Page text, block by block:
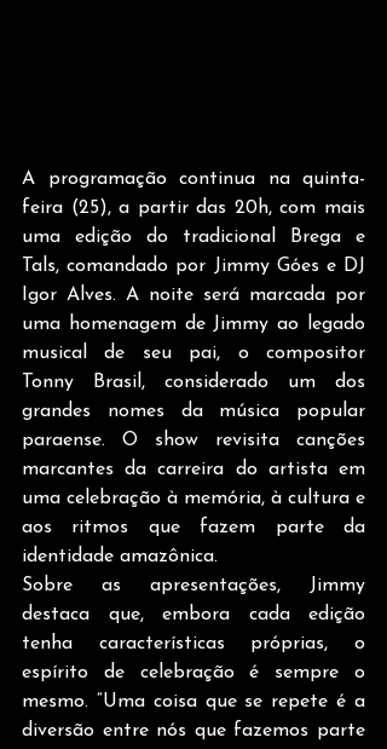
A programação continua na quinta-
feira (25), a partir das 20h, com mais
uma edição do tradicional Brega e
Tals, comandado por Jimmy Góes e DJ
Igor Alves. A noite será marcada por
uma homenagem de Jimmy ao legado
musical de seu pai, o compositor
Tonny Brasil, considerado um dos
grandes nomes da música popular
paraense. O show revisita canções
marcantes da carreira do artista em
uma celebração à memória, à cultura e
aos ritmos que fazem parte da
identidade amazônica.
Sobre as apresentações, Jimmy
destaca que, embora cada edição
tenha características próprias, o
espírito de celebração é sempre o
mesmo. “Uma coisa que se repete é a
diversão entre nós que fazemos parte